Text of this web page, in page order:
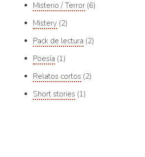
Misterio / Terror 6
Mistery 2
Pack de lectura 2
Poesía 1
Relatos cortos 2
Short stories 1